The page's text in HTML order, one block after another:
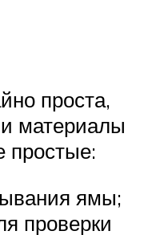
проста,
материалы
простые:
ямы;
проверки